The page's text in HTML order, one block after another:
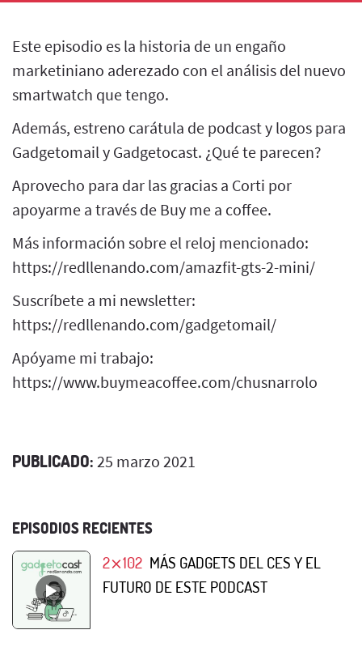
Este episodio es la historia de un engaño
marketiniano aderezado con el análisis del nuevo
smartwatch que tengo.
Además, estreno carátula de podcast y logos para
Gadgetomail y Gadgetocast. ¿Qué te parecen?
Aprovecho para dar las gracias a Corti por
apoyarme a través de Buy me a coffee.
Más información sobre el reloj mencionado:
https://redllenando.com/amazfit-gts-2-mini/
Suscríbete a mi newsletter:
https://redllenando.com/gadgetomail/
Apóyame mi trabajo:
https://www.buymeacoffee.com/chusnarrolo
PUBLICADO: 25 marzo 2021
EPISODIOS RECIENTES
2⨯102 MÁS GADGETS DEL CES Y EL
FUTURO DE ESTE PODCAST